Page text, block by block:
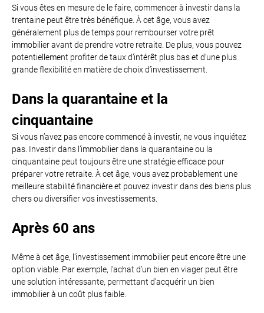
Si vous êtes en mesure de le faire, commencer à investir dans la
trentaine peut être très bénéfique. À cet âge, vous avez
généralement plus de temps pour rembourser votre prêt
immobilier avant de prendre votre retraite. De plus, vous pouvez
potentiellement profiter de taux d’intérêt plus bas et d’une plus
grande flexibilité en matière de choix d’investissement.
Dans la quarantaine et la
cinquantaine
Si vous n’avez pas encore commencé à investir, ne vous inquiétez
pas. Investir dans l’immobilier dans la quarantaine ou la
cinquantaine peut toujours être une stratégie efficace pour
préparer votre retraite. À cet âge, vous avez probablement une
meilleure stabilité financière et pouvez investir dans des biens plus
chers ou diversifier vos investissements.
Après 60 ans
Même à cet âge, l’investissement immobilier peut encore être une
option viable. Par exemple, l’achat d’un bien en viager peut être
une solution intéressante, permettant d’acquérir un bien
immobilier à un coût plus faible.